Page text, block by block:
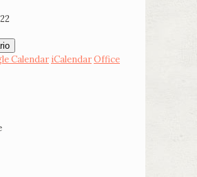
Calendar iCalendarOffice